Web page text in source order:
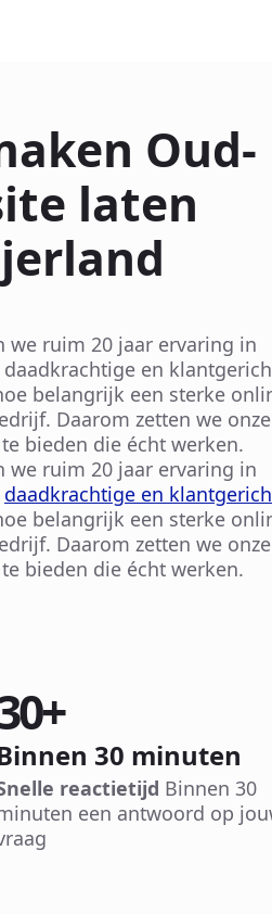
Oud-
laten
we ruim 20 jaar ervaring in
en
belangrijk een sterke
Daarom zetten we onze
bieden die écht werken.
we ruim 20 jaar ervaring in
daadkrachtige en
belangrijk een sterke
Daarom zetten we onze
bieden die écht werken.
+
30 minuten
reactietijd Binnen 30
een antwoord op